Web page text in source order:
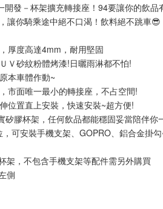
開發－杯架擴充轉接座！94要讓你的飲品
讓你騎乘途中絕不口渴！飲料絕不跳車😎
厚度高達4mm，耐用堅固
Ｖ砂紋粉體烤漆!日曬雨淋都不怕!
本車體作動~
市面唯一最小的轉接座，不占空間!
位置直上安裝，快速安裝~超方便!
矽膠杯架，任何飲品都能穩固妥當陪伴你
可安裝手機支架、GOPRO、鋁合金掛
架，不包含手機支架等配件需另外購買
側